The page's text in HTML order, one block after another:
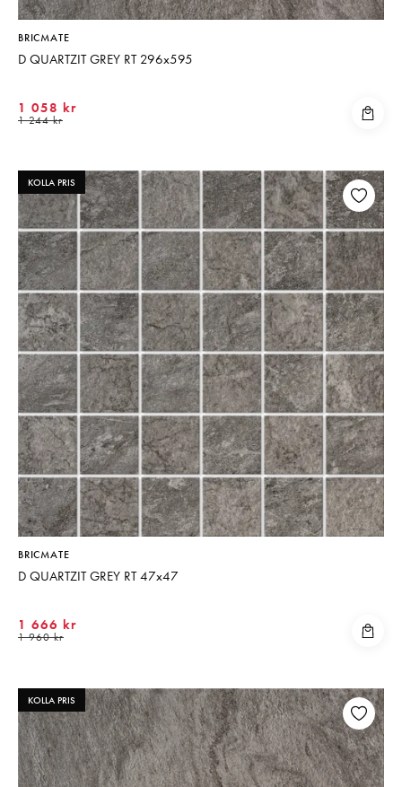
BRICMATE
D QUARTZIT GREY RT 296x595
1 058 kr
1 244 kr
KOLLA PRIS
BRICMATE
D QUARTZIT GREY RT 47x47
1 666 kr
1 960 kr
KOLLA PRIS